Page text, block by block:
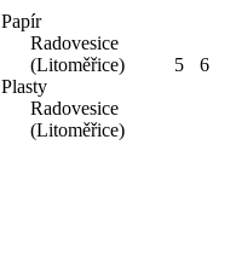
Papír
Radovesice
(Litoměřice)
Plasty
Radovesice
(Litoměřice)
5 6